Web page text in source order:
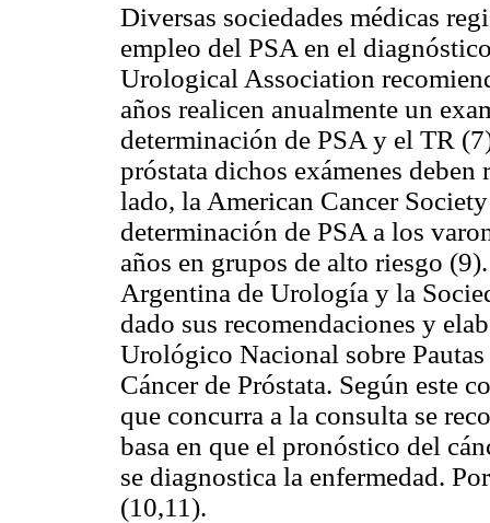
Diversas sociedades médicas
empleo del PSA en el
Urological Association
años realicen anualmente un
determinación de PSA y el TR
próstata dichos exámenes
lado, la American Cancer
determinación de PSA a los
años en grupos de alto riesgo
Argentina de Urología y la
dado sus recomendaciones y
Urológico Nacional sobre
Cáncer de Próstata. Según este
que concurra a la consulta se
basa en que el pronóstico del
se diagnostica la enfermedad.
(10,11).